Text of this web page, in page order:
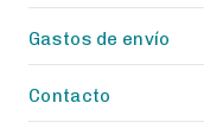
Gastos de envío
Contacto